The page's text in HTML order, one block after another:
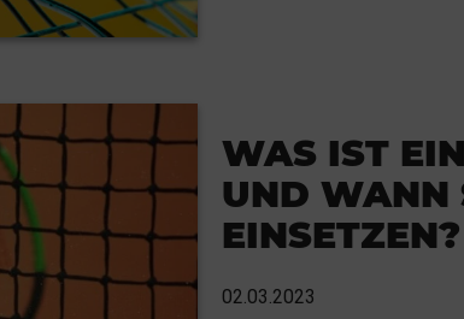
WAS IST
UND WANN
EINSETZEN?
02.03.2023